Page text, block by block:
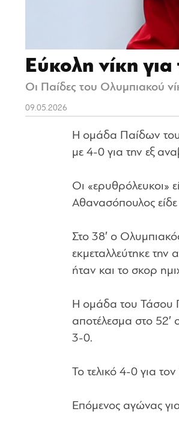
Εύκολη νίκη
Οι Παίδες του Ολυμπιακού
09.05.2026
Η ομάδα Παίδων του
με 4-0 για την εξ
Οι «ερυθρόλευκοι»
Αθανασόπουλος
Στο 38′ ο
εκμεταλλεύτηκε την
ήταν και το σκορ
Η ομάδα του Τάσου
αποτέλεσμα στο 52′
3-0.
Το τελικό 4-0 για
Επόμενος αγώνας